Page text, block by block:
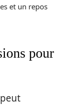
et un repos
pour